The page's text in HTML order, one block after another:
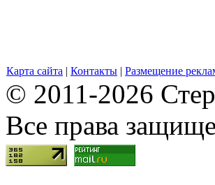
Карта сайта | Контакты | Размещение
© 2011-2026
Все права